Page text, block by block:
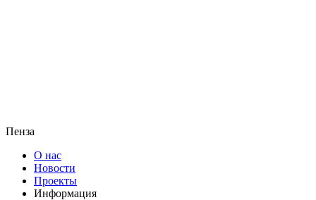
Пенза
О нас
Новости
Проекты
Информация